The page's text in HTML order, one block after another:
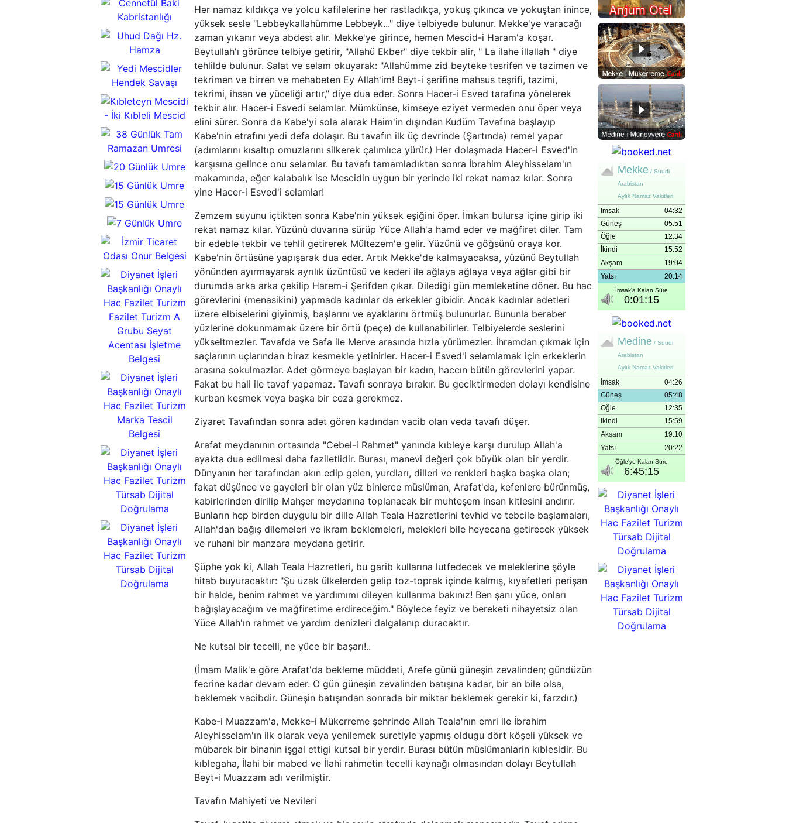
Peygamber
Efendimizin
Doğduğu Ev
Makam-ı
İbrahim
Cennetül Baki
Kabristanlığı
Uhud Dağı
Hz. Hamza
Yedi Mescidler
Hendek Savaşı
Kıbleteyn Mescidi
İki Kıbleli Mescid
Ramazan
Umresi
Ramazan
Umresi
Ramazan
Umresi
Ramazan
Umresi
7 Günlük
Umre
İzmir
Ticaret
Odası
Onur
Belgesi
Fazilet Turizm
A Grubu
Seyehat
Acentası
İşletme Belgesi
Fazilet Turizm
Marka
Tescil
Belgesi
Her namaz kıldıkça ve yolcu kafilelerine her rastladıkça, yokuş çıkınca ve yokuştan inince,
yüksek sesle "Lebbeykallahümme Lebbeyk..." diye telbiyede bulunur. Mekke'ye varacağı
zaman yıkanır veya abdest alır. Mekke'ye girince, hemen Mescid-i Haram'a koşar.
Beytullah'ı görünce telbiye getirir, "Allahü Ekber" diye tekbir alir, " La ilahe illallah " diye
tehlilde bulunur. Salat ve selam okuyarak: "Allahümme zid beyteke tesrifen ve tazimen ve
tekrimen ve birren ve mehabeten Ey Allah'im! Beyt-i şerifine mahsus teşrifi, tazimi,
tekrimi, ihsan ve yüceliği artır," diye dua eder. Sonra Hacer-i Esved tarafına yönelerek
tekbir alır. Hacer-i Esvedi selamlar. Mümkünse, kimseye eziyet vermeden onu öper veya
elini sürer. Sonra da Kabe'yi sola alarak Haim'in dışından Kudüm Tavafına başlayıp
Kabe'nin etrafını yedi defa dolaşır. Bu tavafın ilk üç devrinde (Şartında) remel yapar
(adımlarını kısaltıp omuzlarını silkerek çalımlıca yürür.) Her dolaşmada Hacer-i Esved'in
karşısına gelince onu selamlar. Bu tavafı tamamladıktan sonra İbrahim Aleyhisselam'ın
makamında, eğer kalabalık ise Mescidin uygun bir yerinde iki rekat namaz kılar. Sonra
yine Hacer-i Esved'i selamlar!
Zemzem suyunu içtikten sonra Kabe'nin yüksek eşiğini öper. İmkan bulursa içine girip iki
rekat namaz kılar. Yüzünü duvarına sürüp Yüce Allah'a hamd eder ve mağfiret diler. Tam
bir edeble tekbir ve tehlil getirerek Mültezem'e gelir. Yüzünü ve göğsünü oraya kor.
Kabe'nin örtüsüne yapışarak dua eder. Artık Mekke'de kalmayacaksa, yüzünü Beytullah
yönünden ayırmayarak ayrılık üzüntüsü ve kederi ile ağlaya ağlaya veya ağlar gibi bir
durumda arka arka çekilip Harem-i Şerifden çıkar. Dilediği gün memleketine döner. Bu hac
görevlerini (menasikini) yapmada kadınlar da erkekler gibidir. Ancak kadınlar adetleri
üzere elbiselerini giyinmiş, başlarını ve ayaklarını örtmüş bulunurlar. Bununla beraber
yüzlerine dokunmamak üzere bir örtü (peçe) de kullanabilirler. Telbiyelerde seslerini
yükseltmezler. Tavafda ve Safa ile Merve arasında hızla yürümezler. İhramdan çıkmak için
saçlarının uçlarından biraz kesmekle yetinirler. Hacer-i Esved'i selamlamak için erkeklerin
arasına sokulmazlar. Adet görmeye başlayan bir kadın, haccın bütün görevlerini yapar.
Fakat bu hali ile tavaf yapamaz. Tavafı sonraya bırakır. Bu geciktirmeden dolayı kendisine
kurban kesmek veya başka bir ceza gerekmez.
Ziyaret Tavafından sonra adet gören kadından vacib olan veda tavafı düşer.
Arafat meydanının ortasında "Cebel-i Rahmet" yanında kıbleye karşı durulup Allah'a
ayakta dua edilmesi daha faziletlidir. Burası, manevi değeri çok büyük olan bir yerdir.
Dünyanın her tarafından akın edip gelen, yurdları, dilleri ve renkleri başka başka olan;
fakat düşünce ve gayeleri bir olan yüz binlerce müslüman, Arafat'da, kefenlere bürünmüş,
kabirlerinden dirilip Mahşer meydanına toplanacak bir muhteşem insan kitlesini andırır.
Bunların hep birden duygulu bir dille Allah Teala Hazretlerini tevhid ve tebcile başlamaları,
Allah'dan bağış dilemeleri ve ikram beklemeleri, melekleri bile heyecana getirecek yüksek
ve ruhani bir manzara meydana getirir.
Şüphe yok ki, Allah Teala Hazretleri, bu garib kullarına lutfedecek ve meleklerine şöyle
hitab buyuracaktır: "Şu uzak ülkelerden gelip toz-toprak içinde kalmış, kıyafetleri perişan
bir halde, benim rahmet ve yardımımı dileyen kullarıma bakınız! Ben şanı yüce, onları
bağışlayacağım ve mağfiretime erdireceğim." Böylece feyiz ve bereketi nihayetsiz olan
Yüce Allah'ın rahmet ve yardım denizleri dalgalanıp duracaktır.
Ne kutsal bir tecelli, ne yüce bir başarı!..
(İmam Malik'e göre Arafat'da bekleme müddeti, Arefe günü güneşin zevalinden; gündüzün
fecrine kadar devam eder. O gün güneşin zevalinden batışına kadar, bir an bile olsa,
beklemek vacibdir. Güneşin batışından sonrada bir miktar beklemek gerekir ki, farzdır.)
Kabe-i Muazzam'a, Mekke-i Mükerreme şehrinde Allah Teala'nın emri ile İbrahim
Aleyhisselam'ın ilk olarak veya yenilemek suretiyle yapmış oldugu dört köşeli yüksek ve
mübarek bir binanın işgal ettigi kutsal bir yerdir. Burası bütün müslümanlarin kıblesidir. Bu
kıblegaha, İlahi bir mabed ve İlahi rahmetin tecelli kaynağı olmasından dolayı Beytullah
Beyt-i Muazzam adı verilmiştir.
Tavafın Mahiyeti ve Nevileri